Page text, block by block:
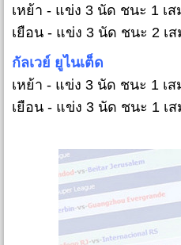
เหย้า - แข่ง 3 นัด ชนะ 1 เ
เยือน - แข่ง 3 นัด ชนะ 2 เ
กัลเวย์ ยูไนเต็ด
เหย้า - แข่ง 3 นัด ชนะ 1 เ
เยือน - แข่ง 3 นัด ชนะ 1 เ